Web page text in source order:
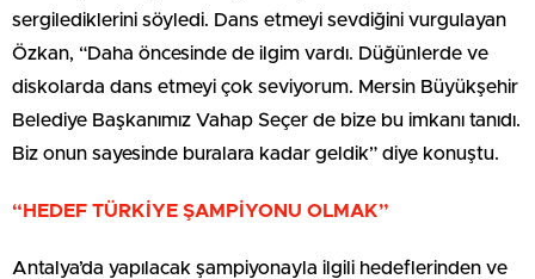
sergilediklerini söyledi. Dans etmeyi sevdiğini vurgulayan
Özkan, “Daha öncesinde de ilgim vardı. Düğünlerde ve
diskolarda dans etmeyi çok seviyorum. Mersin Büyükşehir
Belediye Başkanımız Vahap Seçer de bize bu imkanı tanıdı.
Biz onun sayesinde buralara kadar geldik” diye konuştu.
“HEDEF TÜRKİYE ŞAMPİYONU OLMAK”
Antalya’da yapılacak şampiyonayla ilgili hedeflerinden ve